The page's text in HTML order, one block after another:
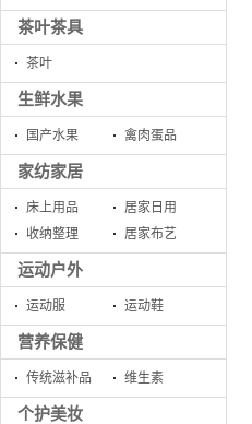
茶叶茶具
茶叶
生鲜水果
国产水果 禽肉蛋品
家纺家居
床上用品
居家日用
收纳整理
居家布艺
运动户外
运动服 运动鞋
营养保健
传统滋补品 维生素
个护美妆